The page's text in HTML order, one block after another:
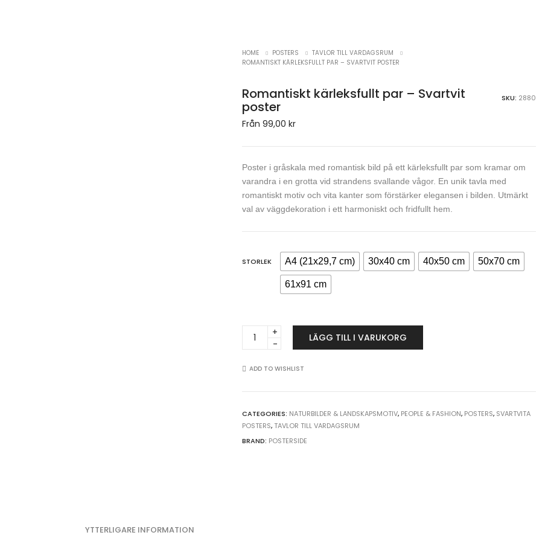
HOME POSTERS
TAVLOR TILL VARDAGSRUM
ROMANTISKT KÄRLEKSFULLT PAR – SVARTVIT POSTER
Romantiskt kärleksfullt par – Svartvit
poster
Från 99,00kr
SKU: 2880
Poster i gråskala med romantisk bild på ett kärleksfullt par som kramar om
varandra i en grotta vid strandens svallande vågor. En unik tavla med
romantiskt motiv och vita kanter som förstärker elegansen i bilden. Utmärkt
val av väggdekoration i ett harmoniskt och fridfullt hem.
STORLEK A4 (21x29,7 cm) 30x40 cm 40x50 cm 50x70 cm
61x91 cm
Romantiskt
kärleksfullt
-
LÄGG TILL I VARUKORG
ADD TO WISHLIST
CATEGORIES: NATURBILDER & LANDSKAPSMOTIV, PEOPLE & FASHION, POSTERS, SVARTVITA
POSTERS, TAVLOR TILL VARDAGSRUM
BRAND: POSTERSIDE
YTTERLIGARE INFORMATION